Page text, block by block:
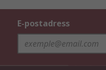
E-postadress